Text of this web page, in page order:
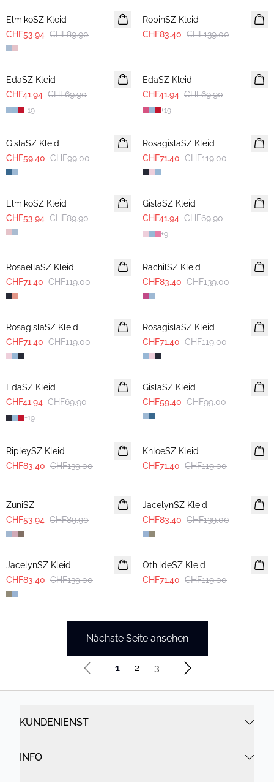
ElmikoSZ Kleid
CHF53.94 CHF89.90
RobinSZ Kleid
CHF83.40 CHF139.00
-40%
EdaSZ Kleid
CHF41.94 CHF69.90
+19
EdaSZ Kleid
CHF41.94 CHF69.90
+19
GislaSZ Kleid
CHF59.40 CHF99.00
RosagislaSZ Kleid
CHF71.40 CHF119.00
-40%
ElmikoSZ Kleid
CHF53.94 CHF89.90
-40%
GislaSZ Kleid
CHF41.94 CHF69.90
+9
RosaellaSZ Kleid
CHF71.40 CHF119.00
RachilSZ Kleid
CHF83.40 CHF139.00
-40%
RosagislaSZ Kleid
CHF71.40 CHF119.00
-40%
RosagislaSZ Kleid
CHF71.40 CHF119.00
-40%
EdaSZ Kleid
CHF41.94 CHF69.90
+19
-40%
GislaSZ Kleid
CHF59.40 CHF99.00
RipleySZ Kleid
CHF83.40 CHF139.00
KhloeSZ Kleid
CHF71.40 CHF119.00
ZuniSZ
CHF53.94 CHF89.90
JacelynSZ Kleid
CHF83.40 CHF139.00
-40%
JacelynSZ Kleid
CHF83.40 CHF139.00
-40%
OthildeSZ Kleid
CHF71.40 CHF119.00
Nächste Seite ansehen
1 2 3
KUNDENIENST
INFO